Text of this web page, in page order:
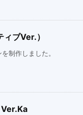
ブVer.）
制作しました。